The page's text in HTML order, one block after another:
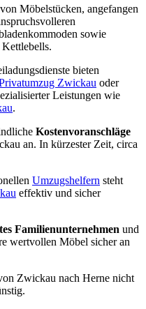
Möbelstücken, angefangen
sowie
bieten
Zwickau oder
Leistungen wie
.
Kostenvoranschläge
an. In kürzester Zeit, circa
Umzugshelfern steht
effektiv und sicher
Familienunternehmen und
wertvollen Möbel sicher an
Zwickau nach Herne nicht